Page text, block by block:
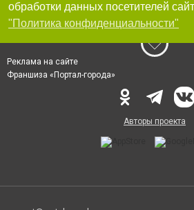
обработки данных посетителей
"Политика конфиденциальности"
Реклама на сайте
Франшиза «Портал-города»
Авторы проекта